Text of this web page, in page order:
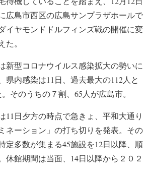
広島市西区の広島サンプラザホールで
イヤモンドドルフィンズ戦の開催に変
。
新型コロナウイルス感染拡大の勢いに
県内感染は11日、過去最大の112人と
そのうちの７割、65人が広島市。
11日夕方の時点で急きょ、平和大通り
ネーション」の打ち切りを発表。その
定多数が集まる45施設を12日以降、順
休館期間は当面、14日以降から２０２